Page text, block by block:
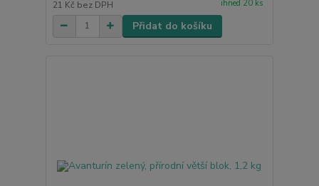
21 Kč bez DPH ihned 20 ks
Přidat do košíku